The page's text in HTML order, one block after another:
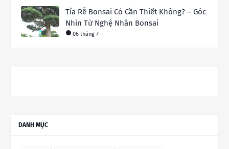
Tỉa Rễ Bonsai Có Cần Thiết Không? – Góc
Nhìn Từ Nghệ Nhân Bonsai
06 tháng 7
DANH MỤC